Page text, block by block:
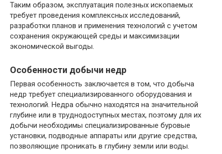
Таким образом, эксплуатация полезных ископаемых
требует проведения комплексных исследований,
разработки планов и применения технологий с учетом
сохранения окружающей среды и максимизации
экономической выгоды.
Особенности добычи недр
Первая особенность заключается в том, что добыча
недр требует специализированного оборудования и
технологий. Недра обычно находятся на значительной
глубине или в труднодоступных местах, поэтому для их
добычи необходимы специализированные буровые
установки, подводные аппараты или другие средства,
позволяющие проникать в глубину земли или воды.